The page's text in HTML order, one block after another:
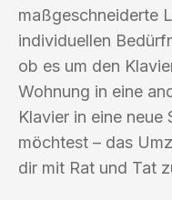
maßgeschneiderte
individuellen
ob es um den
Wohnung in eine
Klavier in eine neue
möchtest – das
dir mit Rat und Tat